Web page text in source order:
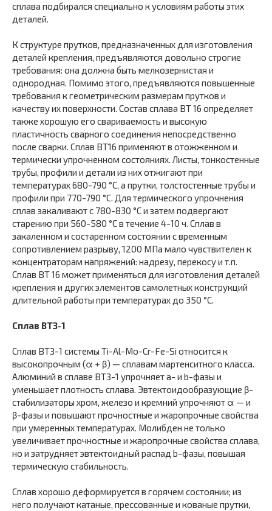
сплава подбирался специально к условиям работы этих
деталей.
К структуре прутков, предназначенных для изготовления
деталей крепления, предъявляются довольно строгие
требования: она должна быть мелкозернистая и
однородная. Помимо этого, предъявляются повышенные
требования к геометрическим размерам прутков и
качеству их поверхности. Состав сплава ВТ 16 определяет
также хорошую его свариваемость и высокую
пластичность сварного соединения непосредственно
после сварки. Сплав ВТ16 применяют в отожженном и
термически упрочненном состояниях. Листы, тонкостенные
трубы, профили и детали из них отжигают при
температурах 680-790 °С, а прутки, толстостенные трубы и
профили при 770-790 °С. Для термического упрочнения
сплав закаливают с 780-830 °С и затем подвергают
старению при 560-580 °С в течение 4-10 ч. Сплав в
закаленном и состаренном состоянии с временным
сопротивлением разрыву, 1200 МПа мало чувствителен к
концентраторам напряжений: надрезу, перекосу и т.п.
Сплав ВТ 16 может применяться для изготовления деталей
крепления и других элементов самолетных конструкций
длительной работы при температурах до 350 °С.
Сплав ВТЗ-1
Сплав ВТЗ-1 системы Ti-Al-Mo-Cr-Fe-Si относится к
высокопрочным (α + β) — сплавам мартенситного класса.
Алюминий в сплаве ВТЗ-1 упрочняет а- и b-фазы и
уменьшает плотность сплава. Эвтектоидообразующие β-
стабилизаторы хром, железо и кремний упрочняют α — и
β-фазы и повышают прочностные и жаропрочные свойства
при умеренных температурах. Молибден не только
увеличивает прочностные и жаропрочные свойства сплава,
но и затрудняет эвтектоидный распад b-фазы, повышая
термическую стабильность.
Сплав хорошо деформируется в горячем состоянии; из
него получают катаные, прессованные и кованые прутки,